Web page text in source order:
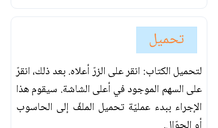
تحميل
لتحميل الكتاب: انقر على الزرّ أعلاه. بعد ذلك، انقرّ
على السهم الموجود في أعلى الشاشة. سيقوم هذا
الإجراء ببدء عمليّة تحميل الملفّ إلى الحاسوب